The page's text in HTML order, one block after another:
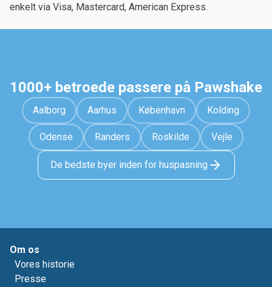
enkelt via Visa, Mastercard, American Express.
1000+ betroede passere på Pawshake
Aalborg Aarhus København Kolding
Odense Randers Roskilde Vejle
De bedste byer inden for huspasning
Om os
Vores historie
Presse